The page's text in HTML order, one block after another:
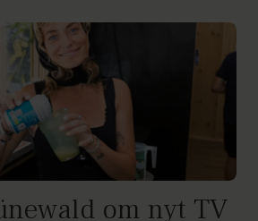
om nyt TV